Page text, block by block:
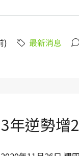
) 最新消息
年逆勢增